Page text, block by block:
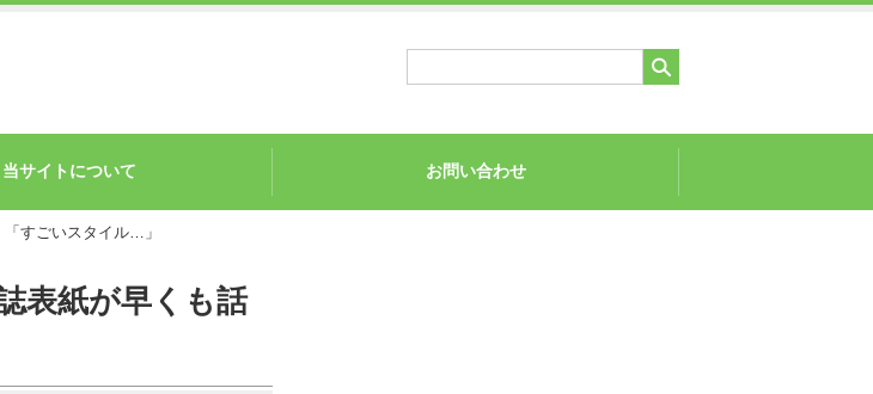
当サイトについて お問い合わせ
すごいスタイル…」
表紙が早くも話